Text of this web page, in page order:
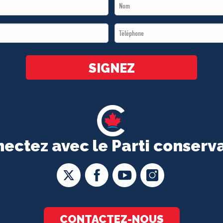
avec le Parti
CONTACTEZ-NOUS
Last
Name
Téléphone
*
SIGNEZ